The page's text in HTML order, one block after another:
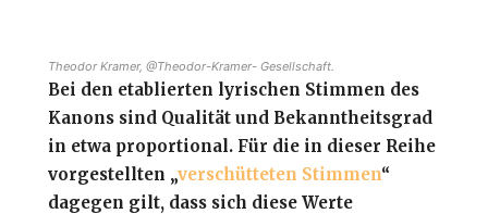
Theodor Kramer, @Theodor-Kramer- Gesellschaft.
Bei den etablierten lyrischen Stimmen des
Kanons sind Qualität und Bekanntheitsgrad
in etwa proportional. Für die in dieser Reihe
vorgestellten „verschütteten Stimmen“
dagegen gilt, dass sich diese Werte